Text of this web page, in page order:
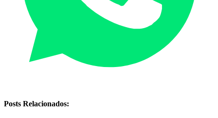
Posts Relacionados: